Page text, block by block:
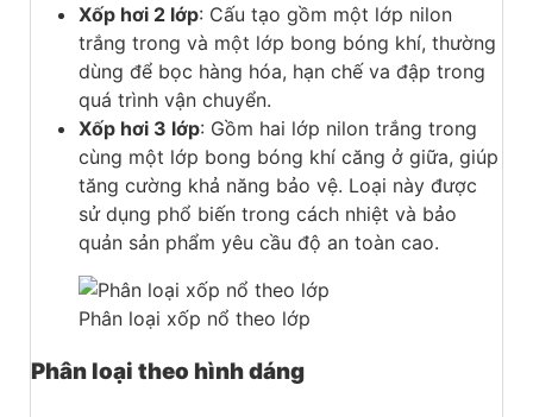
Xốp hơi 2 lớp: Cấu tạo gồm một lớp nilon
trắng trong và một lớp bong bóng khí, thường
dùng để bọc hàng hóa, hạn chế va đập trong
quá trình vận chuyển.
Xốp hơi 3 lớp: Gồm hai lớp nilon trắng trong
cùng một lớp bong bóng khí căng ở giữa, giúp
tăng cường khả năng bảo vệ. Loại này được
sử dụng phổ biến trong cách nhiệt và bảo
quản sản phẩm yêu cầu độ an toàn cao.
Phân loại xốp nổ theo lớp
Phân loại theo hình dáng